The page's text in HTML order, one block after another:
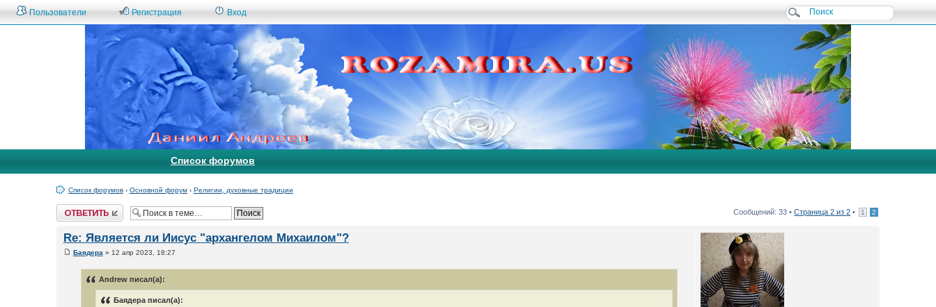
Пользователи Регистрация Вход
Список форумов
Список форумов ‹ Основной форум ‹ Религии, духовные традиции
Ответить Сообщений: 33 •Страница2 из2 • 1 2
Re: Является ли Иисус "архангелом Михаилом"?
Баядера » 12 апр 2023, 18:27
Andrew писал(а):
Баядера писал(а):